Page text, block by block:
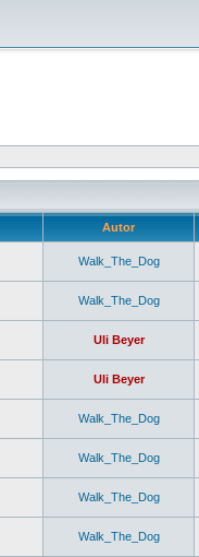
Autor
Walk_The_Dog
Walk_The_Dog
Uli Beyer
Uli Beyer
Walk_The_Dog
Walk_The_Dog
Walk_The_Dog
Walk_The_Dog